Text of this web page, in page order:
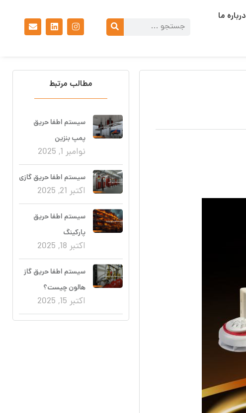
درباره ما
مطالب مرتبط
سیستم اطفا حریق
پمپ بنزین
نوامبر 1, 2025
سیستم اطفا حریق گازی
اکتبر 21, 2025
سیستم اطفا حریق
پارکینگ
اکتبر 18, 2025
سیستم اطفا حریق گاز
هالون چیست؟
اکتبر 15, 2025